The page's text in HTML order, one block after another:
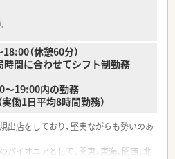
（休憩60分）
間に合わせてシフト制勤務
19:00内の勤務
働1日平均8時間勤務）
店をしており、堅実ながらも勢いのあ
イオニアとして、関東、東海、関西、北